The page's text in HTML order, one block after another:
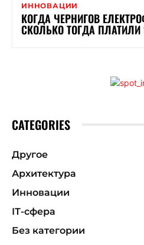
ИННОВАЦИИ
КОГДА ЧЕРНИГОВ
СКОЛЬКО ТОГДА ПЛАТИЛИ
CATEGORIES
Другое
Архитектура
Инновации
ІТ-сфера
Без категории